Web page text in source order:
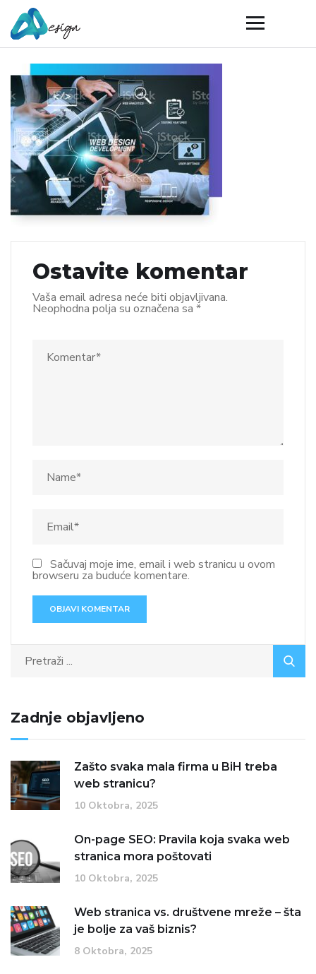
Ostavite komentar
Vaša email adresa neće biti objavljivana.
Neophodna polja su označena sa *
Sačuvaj moje ime, email i web stranicu u ovom
browseru za buduće komentare.
Zadnje objavljeno
Zašto svaka mala firma u BiH treba
web stranicu?
10 Oktobra, 2025
On-page SEO: Pravila koja svaka web
stranica mora poštovati
10 Oktobra, 2025
Web stranica vs. društvene mreže – šta
je bolje za vaš biznis?
8 Oktobra, 2025